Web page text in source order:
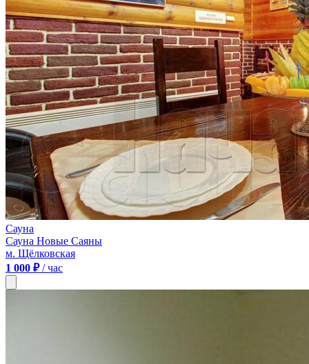
Сауна
Сауна Новые Саяны
м. Щёлковская
1 000 ₽/ час